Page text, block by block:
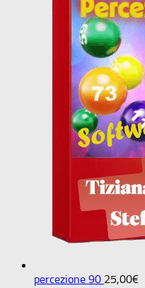
percezione 90 25,00€